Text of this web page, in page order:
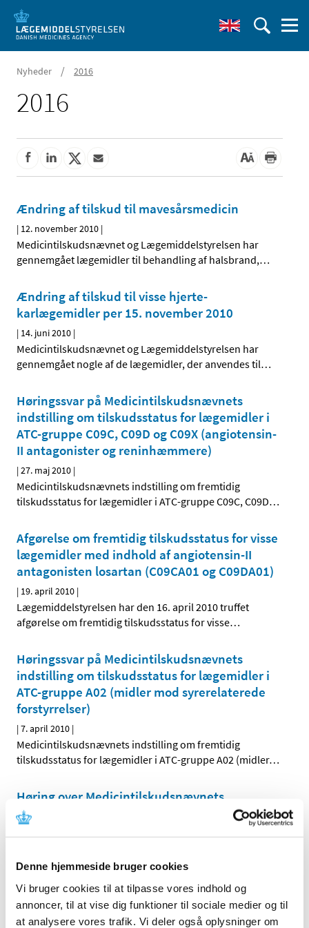
Denne hjemmeside bruger cookies
Vi bruger cookies til at tilpasse vores indhold og
annoncer, til at vise dig funktioner til sociale medier og til
at analysere vores trafik. Vi deler også oplysninger om
Nyheder / 2016
2016
Ændring af tilskud til mavesårsmedicin
| 12. november 2010 |
Medicintilskudsnævnet og Lægemiddelstyrelsen har
gennemgået lægemidler til behandling af halsbrand,…
Ændring af tilskud til visse hjerte-
karlægemidler per 15. november 2010
| 14. juni 2010 |
Medicintilskudsnævnet og Lægemiddelstyrelsen har
gennemgået nogle af de lægemidler, der anvendes til…
Høringssvar på Medicintilskudsnævnets
indstilling om tilskudsstatus for lægemidler i
ATC-gruppe C09C, C09D og C09X (angiotensin-
II antagonister og reninhæmmere)
|27. maj 2010 |
Medicintilskudsnævnets indstilling om fremtidig
tilskudsstatus for lægemidler i ATC-gruppe C09C, C09D…
Afgørelse om fremtidig tilskudsstatus for visse
lægemidler med indhold af angiotensin-II
antagonisten losartan (C09CA01 og C09DA01)
| 19. april 2010 |
Lægemiddelstyrelsen har den 16. april 2010 truffet
afgørelse om fremtidig tilskudsstatus for visse…
Høringssvar på Medicintilskudsnævnets
indstilling om tilskudsstatus for lægemidler i
ATC-gruppe A02 (midler mod syrerelaterede
forstyrrelser)
|7. april 2010 |
Medicintilskudsnævnets indstilling om fremtidig
tilskudsstatus for lægemidler i ATC-gruppe A02 (midler…
Høring over Medicintilskudsnævnets
indstilling til tilskudsstatus for lægemidler i
ATC-gruppe C09C, C09D og C09X (angiotensin-
|31. marts 2010|
Medicintilskudsnævnet har på Lægemiddelstyrelsens
foranledning revurderet tilskudsstatus for lægemidler i